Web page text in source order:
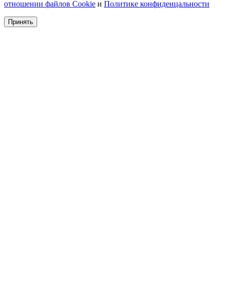
отношении файлов Cookie и Политике конфиденцальности
Принять